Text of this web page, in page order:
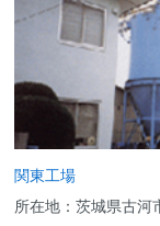
関東工場
所在地：茨城県古河